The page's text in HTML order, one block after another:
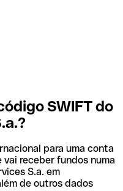
SWIFT do
para uma conta
vai receber fundos numa
S.a. em
de outros dados